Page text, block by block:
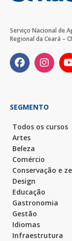
Serviço Nacional de
Regional da Ceará –
SEGMENTO
Todos os cursos
Artes
Beleza
Comércio
Conservação e
Design
Educação
Gastronomia
Gestão
Idiomas
Infraestrutura